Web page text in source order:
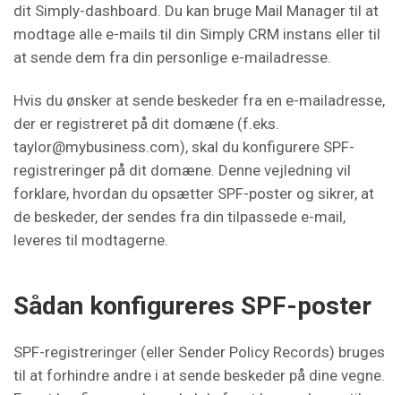
dit Simply-dashboard. Du kan bruge Mail Manager til at
modtage alle e-mails til din Simply CRM instans eller til
at sende dem fra din personlige e-mailadresse.
Hvis du ønsker at sende beskeder fra en e-mailadresse,
der er registreret på dit domæne (f.eks.
taylor@mybusiness.com), skal du konfigurere SPF-
registreringer på dit domæne. Denne vejledning vil
forklare, hvordan du opsætter SPF-poster og sikrer, at
de beskeder, der sendes fra din tilpassede e-mail,
leveres til modtagerne.
Sådan konfigureres SPF-poster
SPF-registreringer (eller Sender Policy Records) bruges
til at forhindre andre i at sende beskeder på dine vegne.